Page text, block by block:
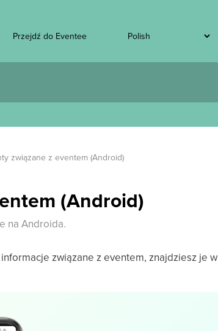
Przejdź do Eventee
związane z eventem (Android)
(Android)
na Androida.
związane z eventem, znajdziesz je w